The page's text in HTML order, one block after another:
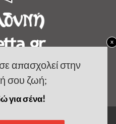
απασχολεί στην
σου ζωή;
για σένα!
x